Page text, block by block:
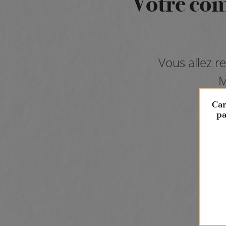
Vous allez